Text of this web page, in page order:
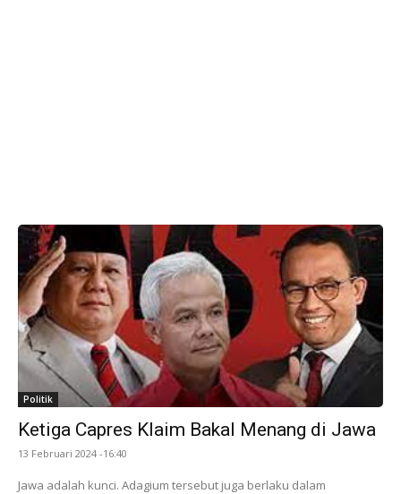
Politik
Ketiga Capres Klaim Bakal Menang di Jawa
13 Februari 2024 -16:40
Jawa adalah kunci. Adagium tersebut juga berlaku dalam